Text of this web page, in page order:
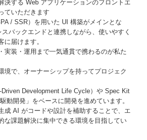
決する Web アプリケーションのフロントエ
ていただきます
/ SSR）を用いた UI 構築がメインとな
バックエンドと連携しながら、使いやすく
に届けます。
実装・運用まで一気通貫で携わるのが私た
境で、オーナーシップを持ってプロジェク
Driven Development Life Cycle）や Spec Kit
動開発」をベースに開発を進めています。
成 AI がコードや設計を補助することで、エ
な課題解決に集中できる環境を目指してい